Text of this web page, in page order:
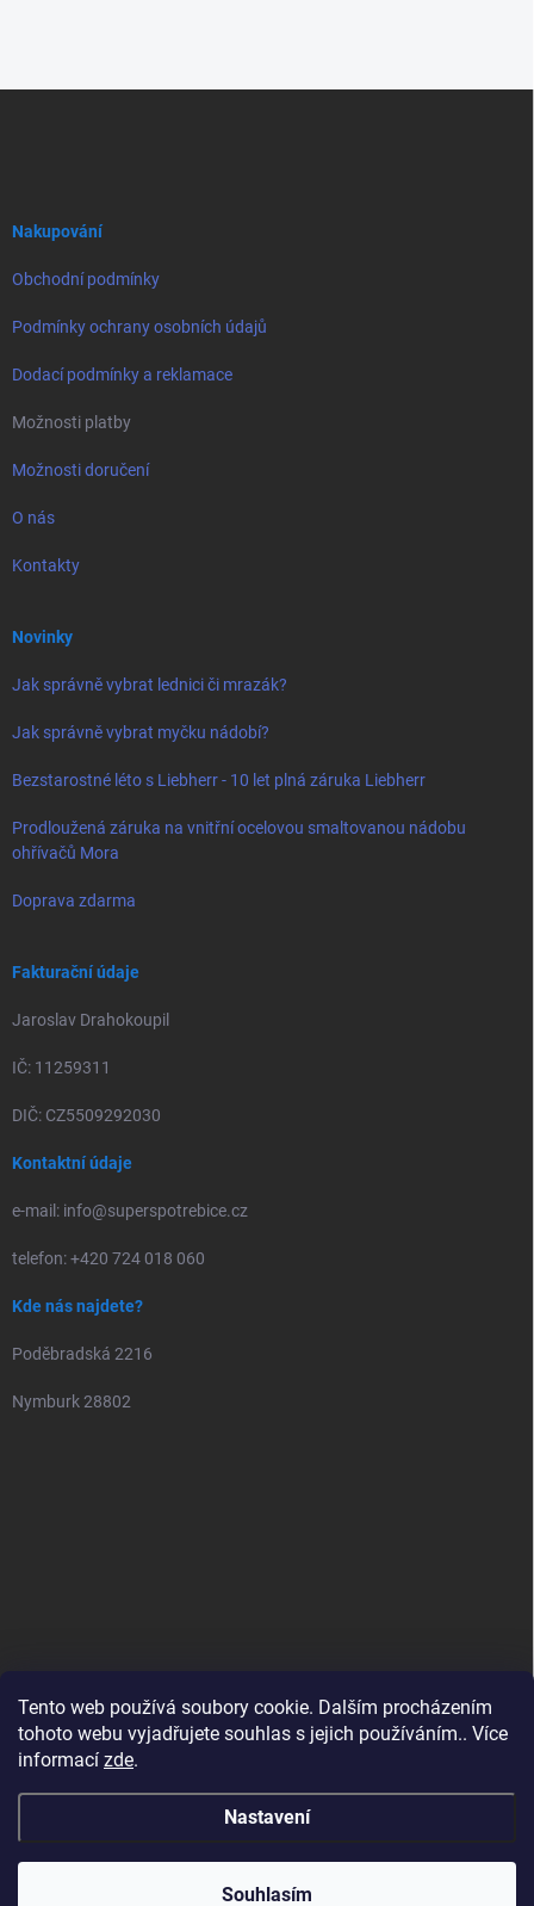
Tento web používá soubory cookie. Dalším procházením
tohoto webu vyjadřujete souhlas s jejich používáním.. Více
informací zde.
Nastavení
Souhlasím
Nakupování
Obchodní podmínky
Podmínky ochrany osobních údajů
Dodací podmínky a reklamace
Možnosti platby
Možnosti doručení
O nás
Kontakty
Novinky
Jak správně vybrat lednici či mrazák?
Jak správně vybrat myčku nádobí?
Bezstarostné léto s Liebherr - 10 let plná záruka Liebherr
Prodloužená záruka na vnitřní ocelovou smaltovanou nádobu
ohřívačů Mora
Doprava zdarma
Fakturační údaje
Jaroslav Drahokoupil
IČ: 11259311
DIČ: CZ5509292030
Kontaktní údaje
e-mail: info@superspotrebice.cz
telefon: +420 724 018 060
Kde nás najdete?
Poděbradská 2216
Nymburk 28802
SuperSpotřebiče . Všechna práva vyhrazena.